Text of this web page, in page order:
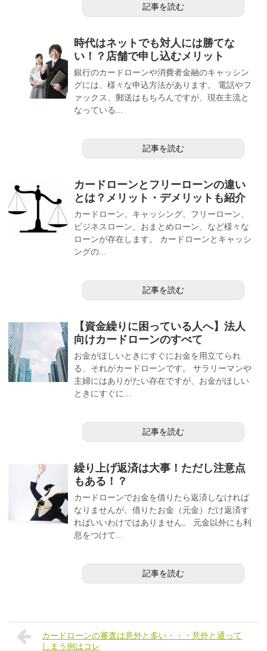
記事を読む
時代はネットでも対人には勝てな
い！？店舗で申し込むメリット
銀行のカードローンや消費者金融のキャッシン
グには、様々な申込方法があります。 電話やフ
ァックス、郵送はもちろんですが、現在主流と
なっている...
記事を読む
カードローンとフリーローンの違い
とは？メリット・デメリットも紹介
カードローン、キャッシング、フリーローン、
ビジネスローン、おまとめローン、など様々な
ローンが存在します。 カードローンとキャッシ
ングの...
記事を読む
【資金繰りに困っている人へ】法人
向けカードローンのすべて
お金がほしいときにすぐにお金を用立てられ
る、それがカードローンです。 サラリーマンや
主婦にはありがたい存在ですが、お金がほしい
ときにすぐに...
記事を読む
繰り上げ返済は大事！ただし注意点
もある！？
カードローンでお金を借りたら返済しなければ
なりませんが、借りたお金（元金）だけ返済す
ればいいわけではありません。 元金以外にも利
息をつけて...
記事を読む
カードローンの審査は意外と多い・・・意外と通って
しまう例はコレ